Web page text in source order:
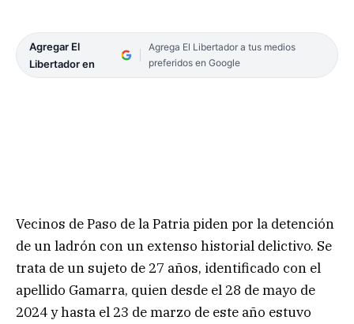
Agregar El
Libertador en
Agrega El Libertador a tus medios
preferidos en Google
Vecinos de Paso de la Patria piden por la detención
de un ladrón con un extenso historial delictivo. Se
trata de un sujeto de 27 años, identificado con el
apellido Gamarra, quien desde el 28 de mayo de
2024 y hasta el 23 de marzo de este año estuvo